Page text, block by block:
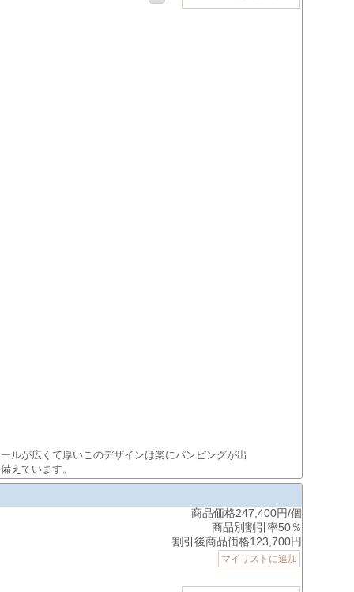
ルが広くて厚いこのデザインは楽にパンピングが出
えています。
商品価格247,400円/個
商品別割引率50％
割引後商品価格123,700円
マイリストに追加